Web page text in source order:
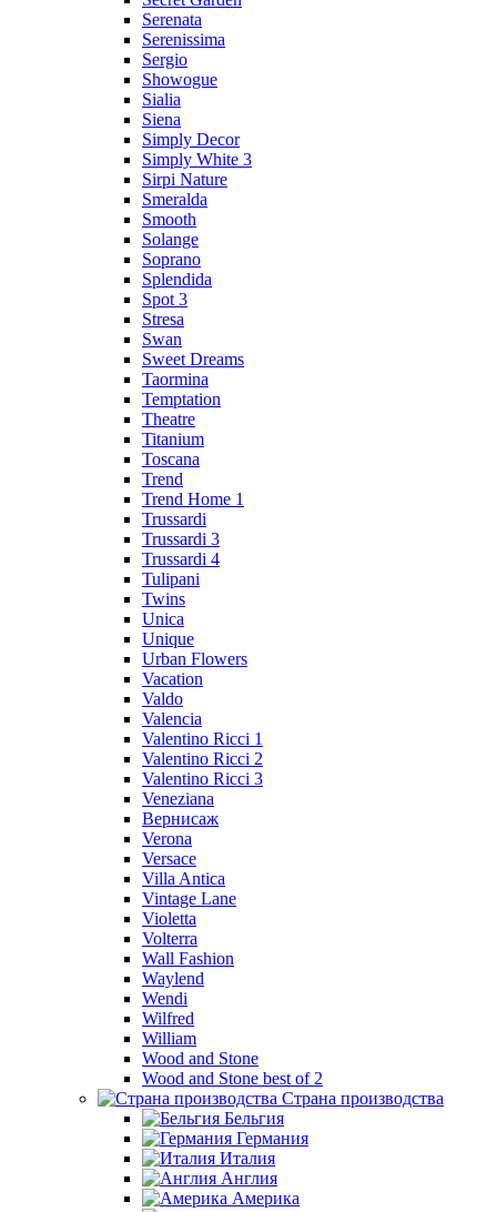
Serenata
Serenissima
Sergio
Showogue
Sialia
Siena
Simply Decor
Simply White 3
Sirpi Nature
Smeralda
Smooth
Solange
Soprano
Splendida
Spot 3
Stresa
Swan
Sweet Dreams
Taormina
Temptation
Theatre
Titanium
Toscana
Trend
Trend Home 1
Trussardi
Trussardi 3
Trussardi 4
Tulipani
Twins
Unica
Unique
Urban Flowers
Vacation
Valdo
Valencia
Valentino Ricci 1
Valentino Ricci 2
Valentino Ricci 3
Veneziana
Вернисаж
Verona
Versace
Villa Antica
Vintage Lane
Violetta
Volterra
Wall Fashion
Waylend
Wendi
Wilfred
William
Wood and Stone
Wood and Stone best of 2
Страна производства
Бельгия
Германия
Италия
Англия
Америка